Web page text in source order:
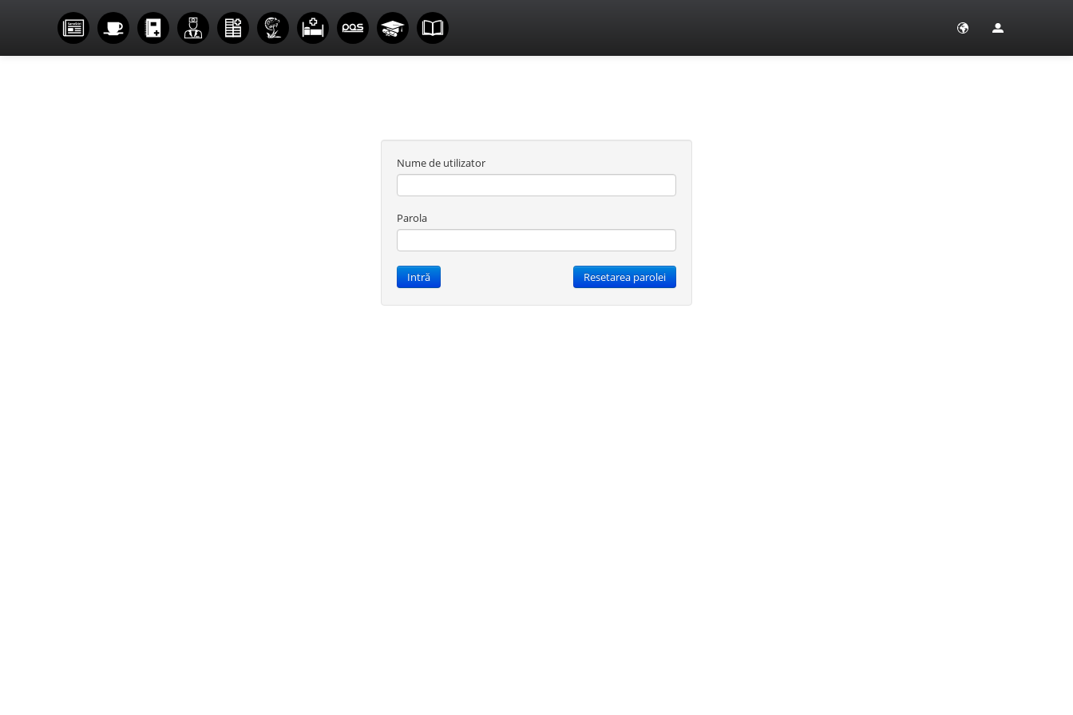
Nume de utilizator
Parola
Intră Resetarea parolei